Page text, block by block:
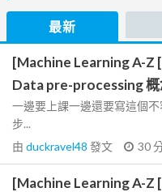
最新
[Machine Learning A-Z
Data pre-processing
一邊要上課一邊還要寫這個
步...
由 duckravel48 發文 30
[Machine Learning A-Z